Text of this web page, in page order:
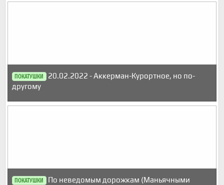
ПОКАТУШКИ 20.02.2022 - Аккерман-Курортное, но по-
другому
ПОКАТУШКИ По неведомым дорожкам (Маньячными